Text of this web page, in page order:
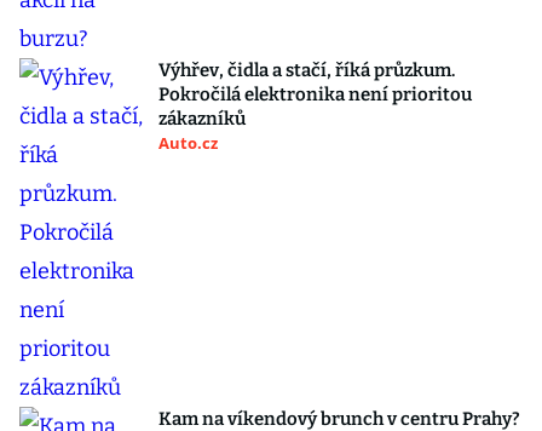
Výhřev, čidla a stačí, říká průzkum.
Pokročilá elektronika není prioritou
zákazníků
Auto.cz
Kam na víkendový brunch v centru Prahy?